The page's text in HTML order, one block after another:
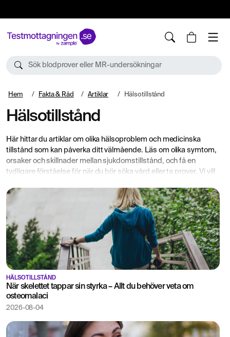
Sök blodprover eller MR-undersökningar
Hem Fakta & Råd Artiklar Hälsotillstånd
Hälsotillstånd
Här hittar du artiklar om olika hälsoproblem och medicinska
tillstånd som kan påverka ditt välmående. Läs om olika symtom,
orsaker och skillnader mellan sjukdomstillstånd, och få en
tydligare förståelse för när du bör söka vård eller ta prover. Vi vill
beslut om din kropp och hälsa.
HÄLSOTILLSTÅND
När skelettet tappar sin styrka – Allt du behöver veta om
osteomalaci
2026-08-04